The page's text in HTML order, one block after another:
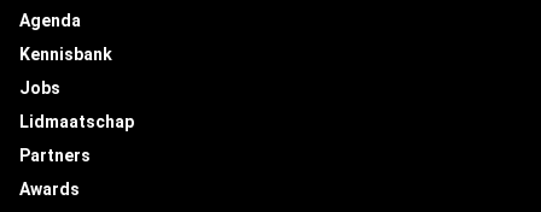
Agenda
Kennisbank
Jobs
Lidmaatschap
Partners
Awards